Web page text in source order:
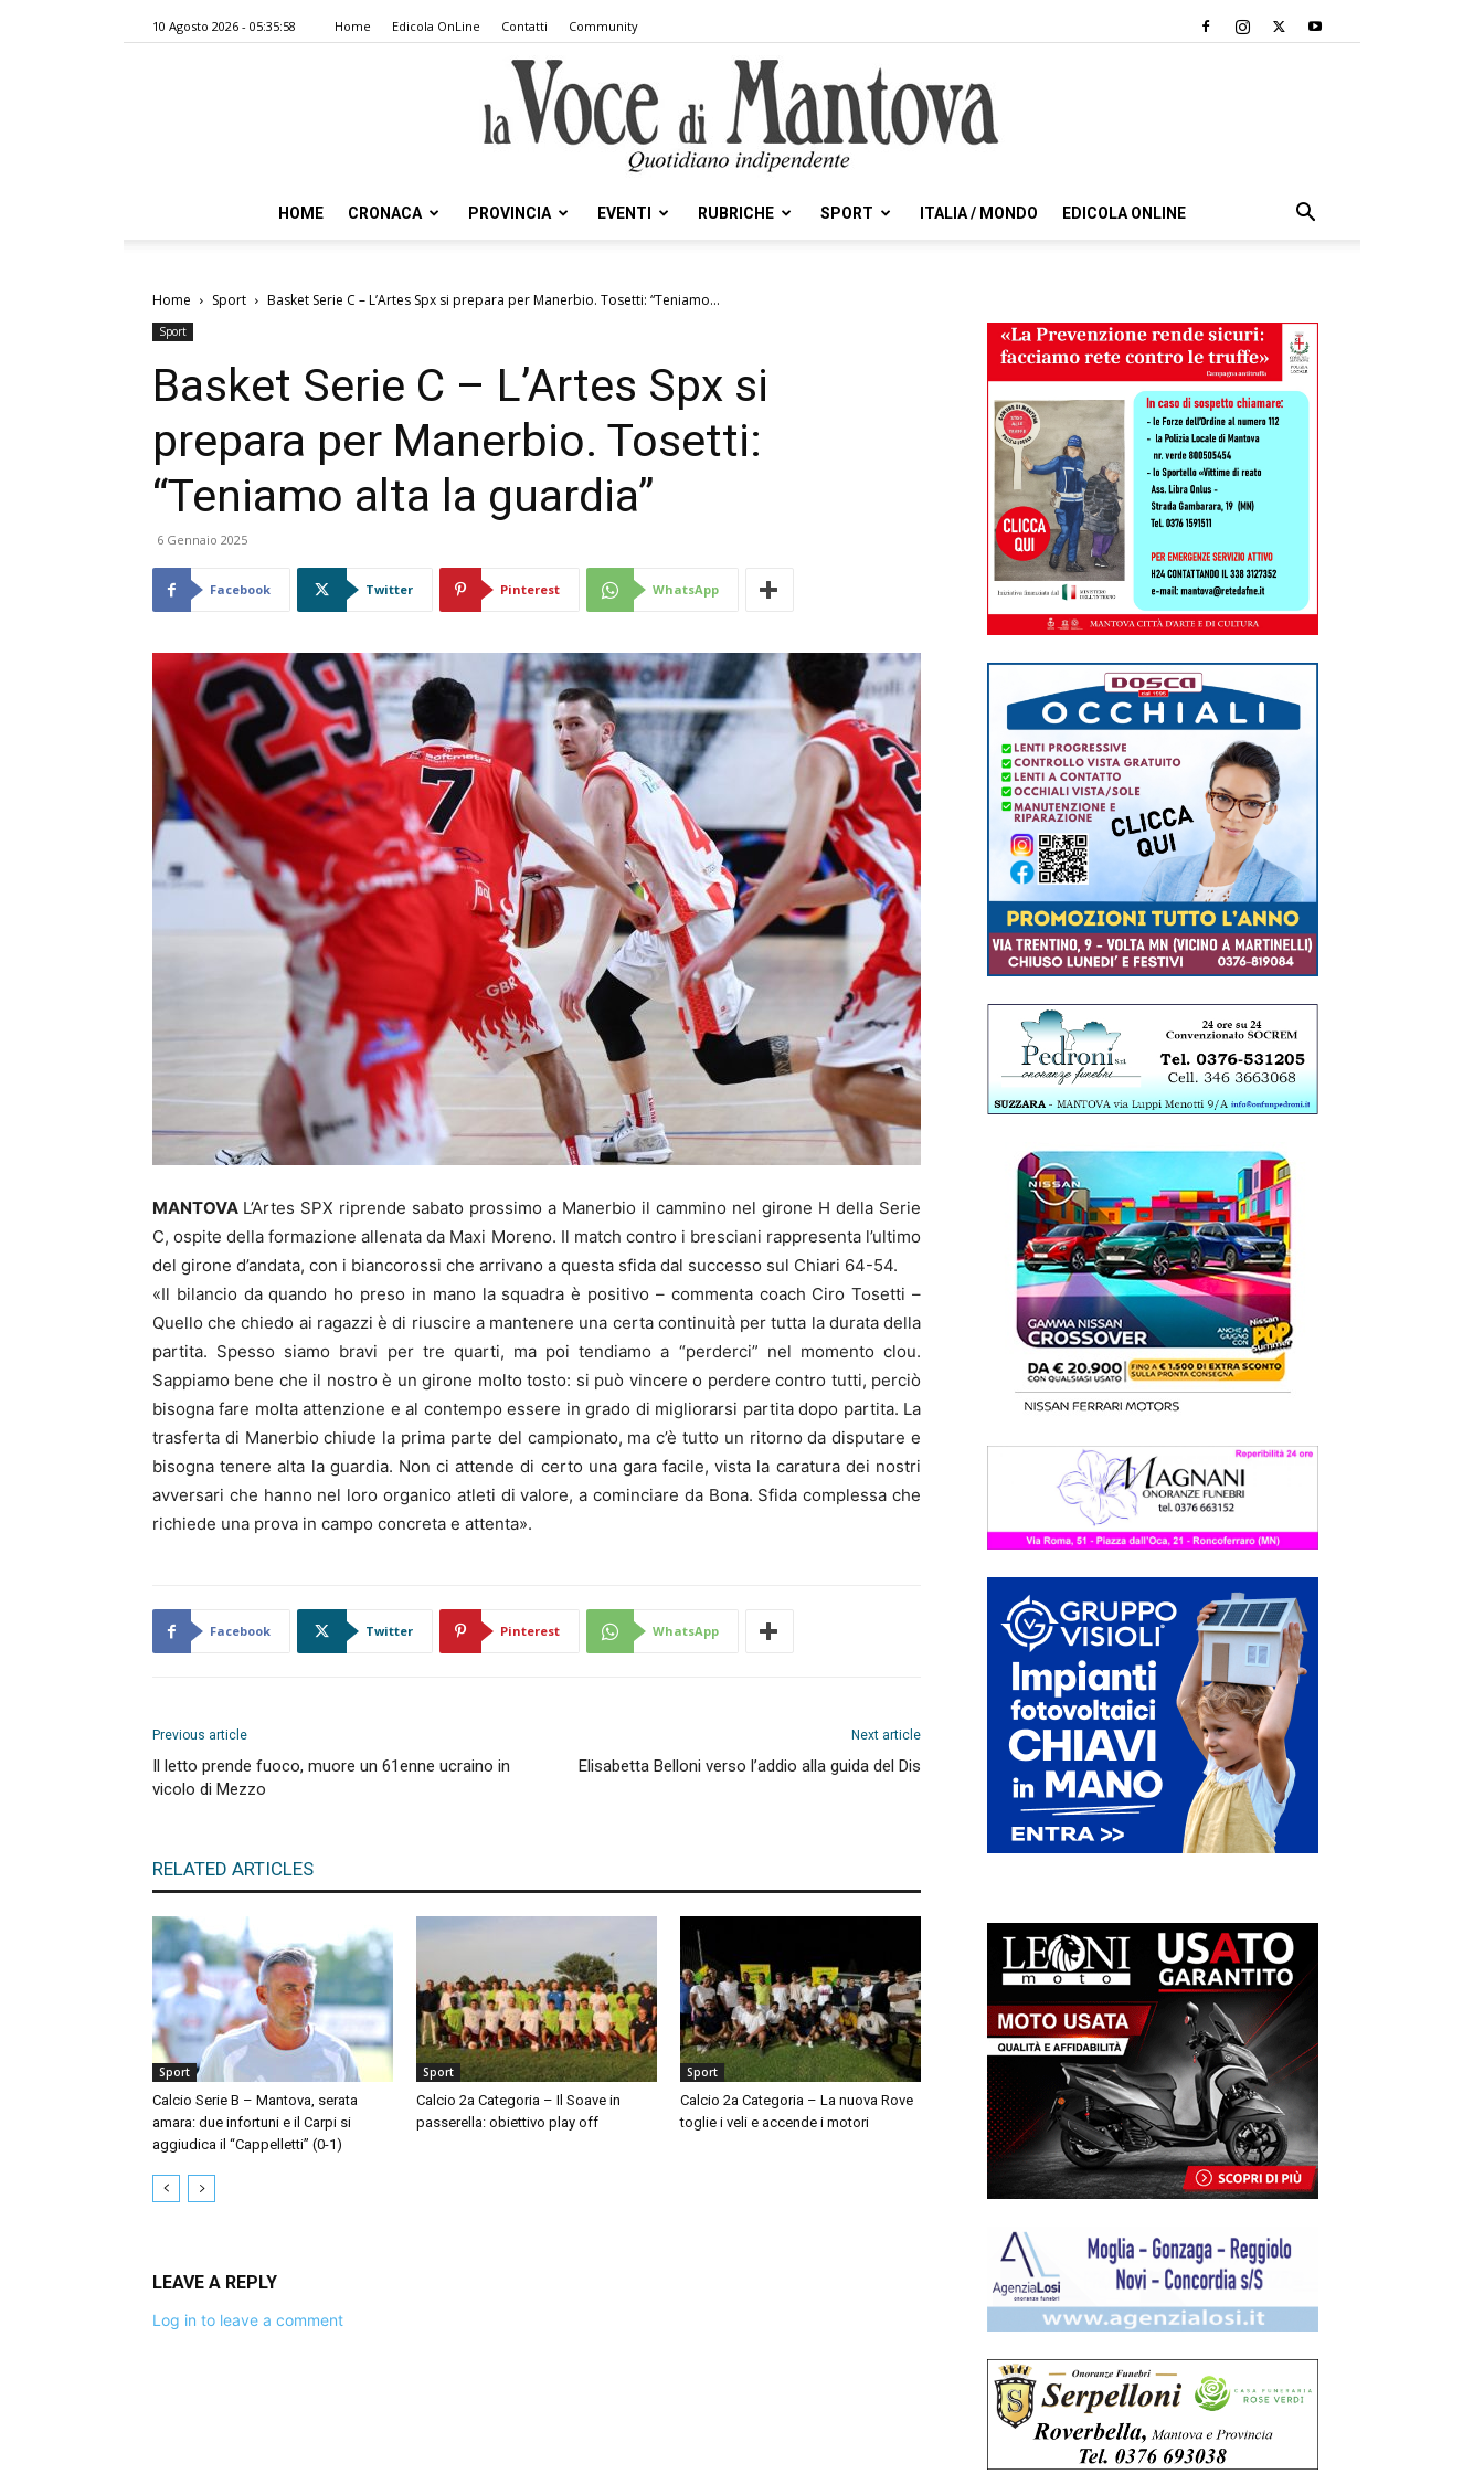
10 Agosto 2026 - 05:35:58 Home Edicola OnLine Contatti Community
Voce
Mantova
HOME CRONACA PROVINCIA EVENTI RUBRICHE SPORT ITALIA / MONDO EDICOLA ONLINE
Home Sport Basket Serie C – L’Artes Spx si prepara per Manerbio. Tosetti: “Teniamo...
Sport
Basket Serie C – L’Artes Spx si
prepara per Manerbio. Tosetti:
“Teniamo alta la guardia”
6 Gennaio 2025
Facebook Twitter Pinterest WhatsApp
MANTOVA L’Artes SPX riprende sabato prossimo a Manerbio il cammino nel girone H della Serie
C, ospite della formazione allenata da Maxi Moreno. Il match contro i bresciani rappresenta l’ultimo
del girone d’andata, con i biancorossi che arrivano a questa sfida dal successo sul Chiari 64-54.
«Il bilancio da quando ho preso in mano la squadra è positivo – commenta coach Ciro Tosetti –
Quello che chiedo ai ragazzi è di riuscire a mantenere una certa continuità per tutta la durata della
partita. Spesso siamo bravi per tre quarti, ma poi tendiamo a “perderci” nel momento clou.
Sappiamo bene che il nostro è un girone molto tosto: si può vincere o perdere contro tutti, perciò
bisogna fare molta attenzione e al contempo essere in grado di migliorarsi partita dopo partita. La
trasferta di Manerbio chiude la prima parte del campionato, ma c’è tutto un ritorno da disputare e
bisogna tenere alta la guardia. Non ci attende di certo una gara facile, vista la caratura dei nostri
avversari che hanno nel loro organico atleti di valore, a cominciare da Bona. Sfida complessa che
richiede una prova in campo concreta e attenta».
Facebook Twitter Pinterest WhatsApp
Previous article
Il letto prende fuoco, muore un 61enne ucraino in
vicolo di Mezzo
Next article
Elisabetta Belloni verso l’addio alla guida del Dis
RELATED ARTICLES
Sport
Calcio Serie B – Mantova, serata
amara: due infortuni e il Carpi si
aggiudica il “Cappelletti” (0-1)
Sport
Calcio 2a Categoria – Il Soave in
passerella: obiettivo play off
Sport
Calcio 2a Categoria – La nuova Rove
toglie i veli e accende i motori
LEAVE A REPLY
Log in to leave a comment